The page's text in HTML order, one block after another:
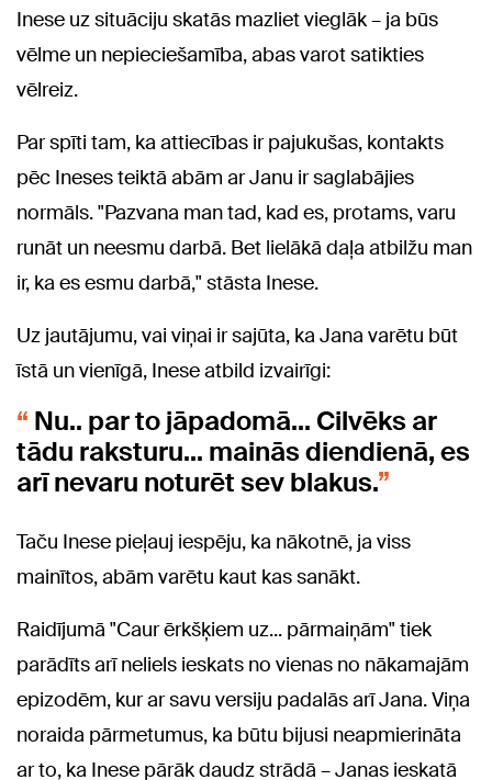
Inese uz situāciju skatās mazliet vieglāk – ja būs
vēlme un nepieciešamība, abas varot satikties
vēlreiz.
Par spīti tam, ka attiecības ir pajukušas, kontakts
pēc Ineses teiktā abām ar Janu ir saglabājies
normāls. "Pazvana man tad, kad es, protams, varu
runāt un neesmu darbā. Bet lielākā daļa atbilžu man
ir, ka es esmu darbā," stāsta Inese.
Uz jautājumu, vai viņai ir sajūta, ka Jana varētu būt
īstā un vienīgā, Inese atbild izvairīgi:
Nu.. par to jāpadomā... Cilvēks ar
tādu raksturu… mainās diendienā, es
arī nevaru noturēt sev blakus.
Taču Inese pieļauj iespēju, ka nākotnē, ja viss
mainītos, abām varētu kaut kas sanākt.
Raidījumā "Caur ērkšķiem uz... pārmaiņām" tiek
parādīts arī neliels ieskats no vienas no nākamajām
epizodēm, kur ar savu versiju padalās arī Jana. Viņa
noraida pārmetumus, ka būtu bijusi neapmierināta
ar to, ka Inese pārāk daudz strādā – Janas ieskatā